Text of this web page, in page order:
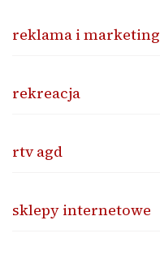
reklama i marketing
rekreacja
rtv agd
sklepy internetowe